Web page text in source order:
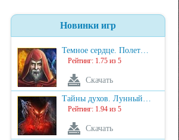
Новинки игр
Темное сердце. Полет…
Рейтинг: 1.75 из 5
Скачать
Тайны духов. Лунный…
Рейтинг: 1.94 из 5
Скачать